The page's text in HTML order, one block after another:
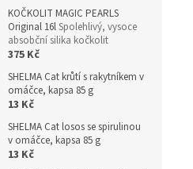
KOČKOLIT MAGIC PEARLS
Original 16lSpolehlivý, vysoce
absobční silika kočkolit
375 Kč
SHELMA Cat krůtí s rakytníkem v
omáčce, kapsa 85 g
13 Kč
SHELMA Cat losos se spirulinou
v omáčce, kapsa 85 g
13 Kč